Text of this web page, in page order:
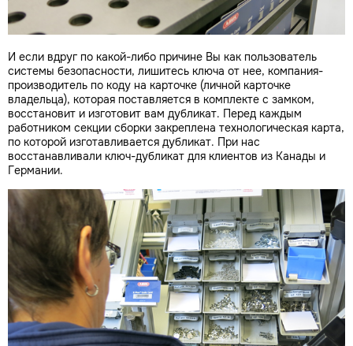
И если вдруг по какой-либо причине Вы как пользователь
системы безопасности, лишитесь ключа от нее, компания-
производитель по коду на карточке (личной карточке
владельца), которая поставляется в комплекте с замком,
восстановит и изготовит вам дубликат. Перед каждым
работником секции сборки закреплена технологическая карта,
по которой изготавливается дубликат. При нас
восстанавливали ключ-дубликат для клиентов из Канады и
Германии.